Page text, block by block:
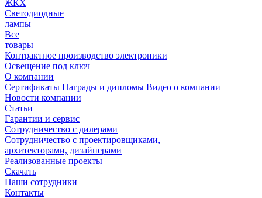
ЖКХ
Светодиодные
лампы
Все
товары
Контрактное производство электроники
Освещение под ключ
О компании
Сертификаты Награды и дипломы Видео о компании
Новости компании
Статьи
Гарантии и сервис
Сотрудничество с дилерами
Сотрудничество с проектировщиками,
архитекторами, дизайнерами
Реализованные проекты
Скачать
Наши сотрудники
Контакты